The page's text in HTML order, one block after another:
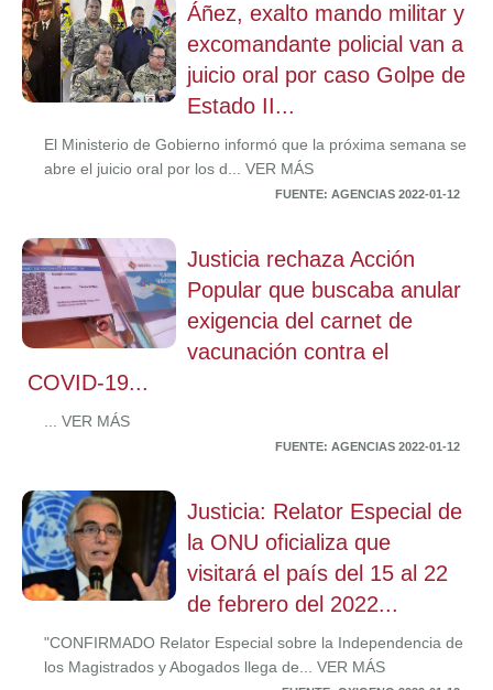
Áñez, exalto mando militar y
excomandante policial van a
juicio oral por caso Golpe de
Estado II...
El Ministerio de Gobierno informó que la próxima semana se
abre el juicio oral por los d... VER MÁS
FUENTE: AGENCIAS 2022-01-12
Justicia rechaza Acción
Popular que buscaba anular
exigencia del carnet de
vacunación contra el
COVID-19...
... VER MÁS
FUENTE: AGENCIAS 2022-01-12
Justicia: Relator Especial de
la ONU oficializa que
visitará el país del 15 al 22
de febrero del 2022...
"CONFIRMADO Relator Especial sobre la Independencia de
los Magistrados y Abogados llega de... VER MÁS